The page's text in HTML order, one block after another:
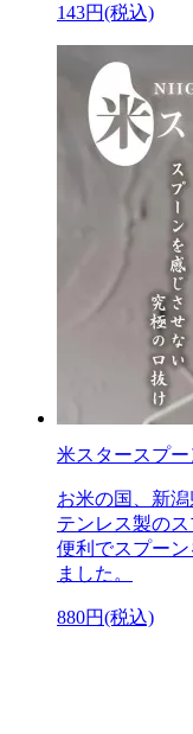
143円(税込)
米スタースプー
お米の国、新
テンレス製の
便利でスプー
ました。
880円(税込)